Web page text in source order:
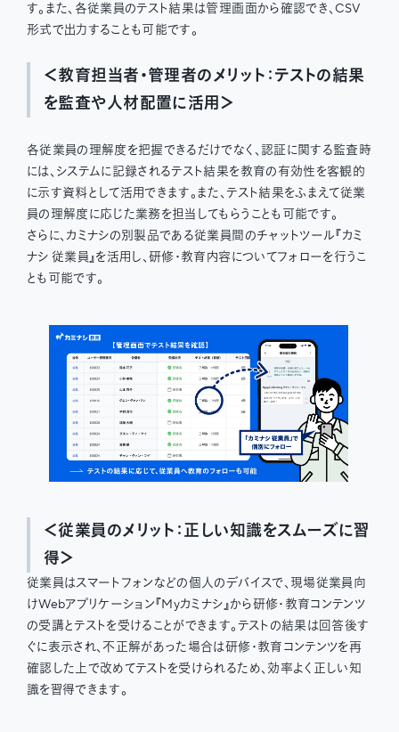
す。また、各従業員のテスト結果は管理画面から確認でき、CSV
形式で出力することも可能です。
＜教育担当者・管理者のメリット：テストの結果
を監査や人材配置に活用＞
各従業員の理解度を把握できるだけでなく、認証に関する監査時
には、システムに記録されるテスト結果を教育の有効性を客観的
に示す資料として活用できます。また、テスト結果をふまえて従業
員の理解度に応じた業務を担当してもらうことも可能です。
さらに、カミナシの別製品である従業員間のチャットツール『カミ
ナシ 従業員』を活用し、研修・教育内容についてフォローを行うこ
とも可能です。
＜従業員のメリット：正しい知識をスムーズに習
得＞
従業員はスマートフォンなどの個人のデバイスで、現場従業員向
けWebアプリケーション『Myカミナシ』から研修・教育コンテンツ
の受講とテストを受けることができます。テストの結果は回答後す
ぐに表示され、不正解があった場合は研修・教育コンテンツを再
確認した上で改めてテストを受けられるため、効率よく正しい知
識を習得できます。